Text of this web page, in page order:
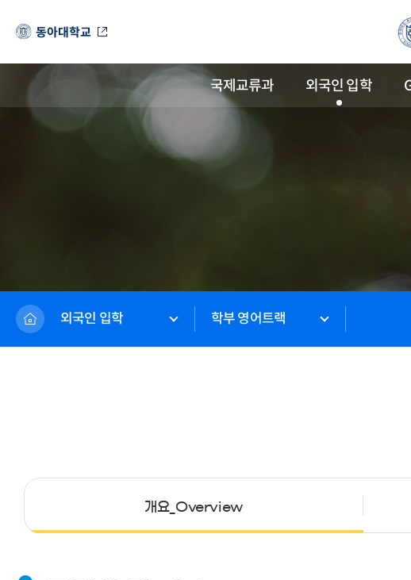
동아대학교
국제교류과 외국인 입학
외국인 입학 학부 영어트랙
개요_Overview